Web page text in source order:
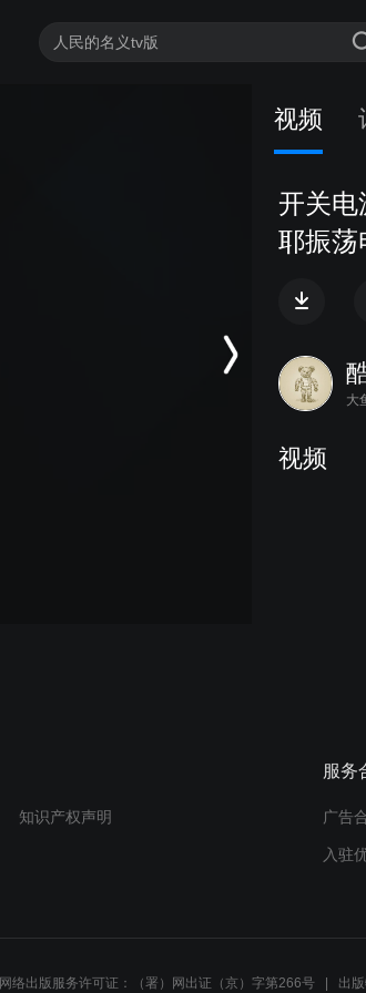
视频
开关电
耶振荡
大
视频
知识产权声明
服务
广告
入驻
网络出版服务许可证：（署）网出证（京）字第266号 出